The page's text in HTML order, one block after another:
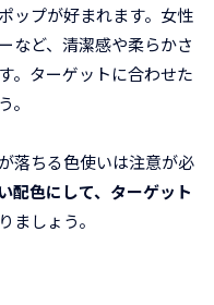
ップが好まれます。女性
など、清潔感や柔らかさ
。ターゲットに合わせた
落ちる色使いは注意が必
配色にして、ターゲット
ましょう。